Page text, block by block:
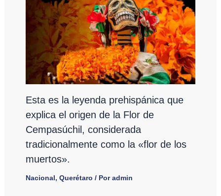
Esta es la leyenda prehispánica que
explica el origen de la Flor de
Cempasúchil, considerada
tradicionalmente como la «flor de los
muertos».
Nacional, Querétaro / Poradmin